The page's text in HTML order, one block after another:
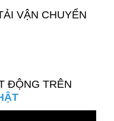
VẬN CHUYỂN
ĐỘNG TRÊN